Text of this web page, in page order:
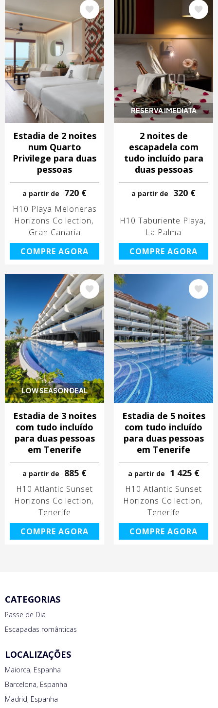
Imagem
Estadia de 2 noites
num Quarto
Privilege para duas
pessoas
a partir de 720 €
H10 Playa Meloneras
Horizons Collection
Gran Canaria
COMPRE AGORA
RESERVA IMEDIATA
2 noites de
escapadela com
tudo incluído para
duas pessoas
a partir de 320 €
H10 Taburiente Playa
La Palma
COMPRE AGORA
LOW SEASON DEAL
Imagem
Estadia de 3 noites
com tudo incluído
para duas pessoas
em Tenerife
a partir de 885 €
H10 Atlantic Sunset
Horizons Collection
Tenerife
COMPRE AGORA
Imagem
Estadia de 5 noites
com tudo incluído
para duas pessoas
em Tenerife
a partir de 1 425 €
H10 Atlantic Sunset
Horizons Collection
Tenerife
COMPRE AGORA
CATEGORIAS
Passe de Dia
Escapadas românticas
LOCALIZAÇÕES
Maiorca, Espanha
Barcelona, Espanha
Madrid, Espanha